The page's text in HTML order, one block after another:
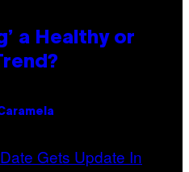
a Healthy or